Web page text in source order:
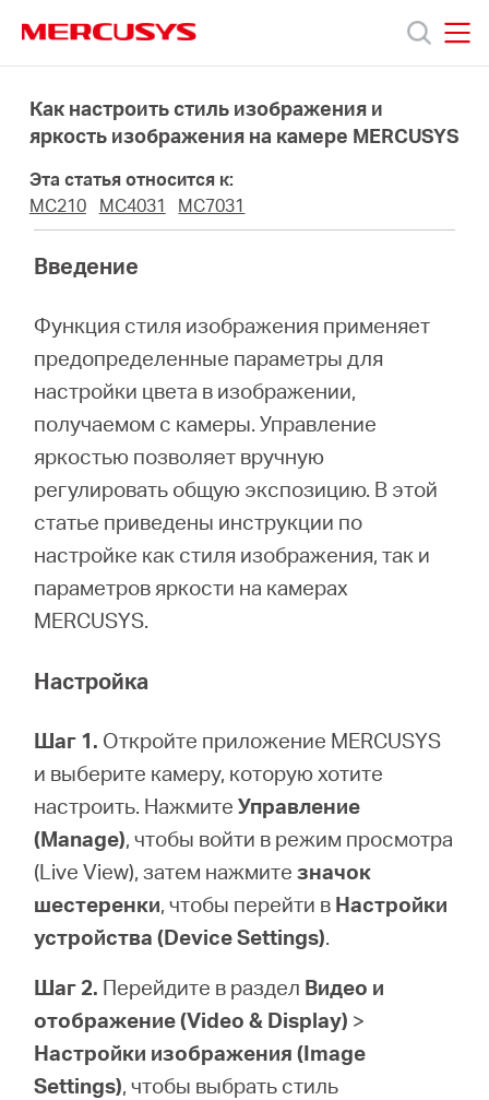
navigation
Модели
купить
Казахстан
Русский
Как настроить стиль изображения и
яркость изображения на камере MERCUSYS
Эта статья относится к:
MC210
MC4031 MC7031
Введение
Функция стиля изображения применяет
предопределенные параметры для
настройки цвета в изображении,
получаемом с камеры. Управление
яркостью позволяет вручную
регулировать общую экспозицию. В этой
статье приведены инструкции по
настройке как стиля изображения, так и
параметров яркости на камерах
MERCUSYS.
Настройка
Шаг 1. Откройте приложение MERCUSYS
и выберите камеру, которую хотите
настроить. НажмитеУправление
(Manage), чтобы войти в режим просмотра
(Live View), затем нажмитезначок
шестеренки, чтобы перейти в Настройки
устройства (Device Settings).
Шаг 2. Перейдите в раздел Видео и
отображение (Video & Display) >
Настройки изображения (Image
Settings), чтобы выбрать стиль